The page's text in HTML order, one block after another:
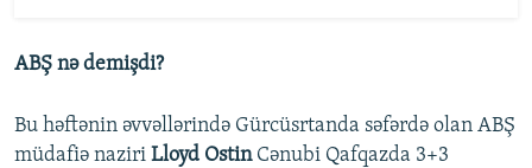
ABŞ nə demişdi?
Bu həftənin əvvəllərində Gürcüsrtanda səfərdə olan ABŞ
müdafiə naziri Lloyd OstinCənubi Qafqazda 3+3